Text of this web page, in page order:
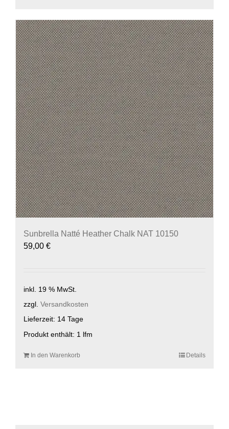
Sunbrella Natté Heather Chalk NAT 10150
59,00 €
inkl. 19 % MwSt.
zzgl. Versandkosten
Lieferzeit: 14 Tage
Produkt enthält: 1 lfm
In den Warenkorb Details